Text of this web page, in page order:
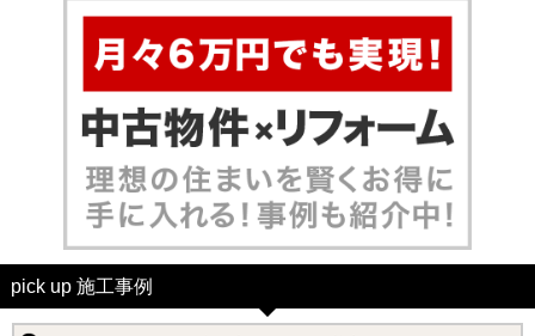
pick up 施工事例